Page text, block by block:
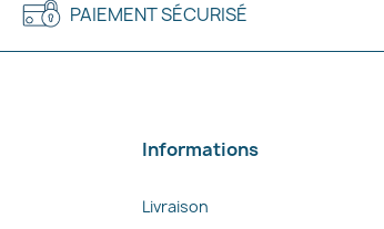
PAIEMENT SÉCURISÉ
Informations
Livraison